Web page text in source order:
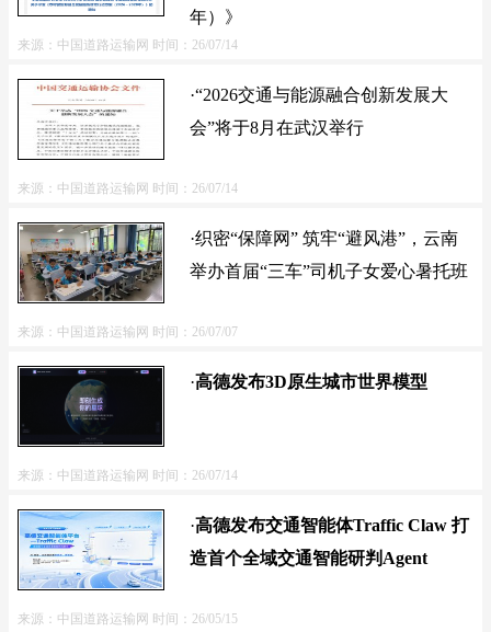
年）》
来源：中国道路运输网 时间：26/07/14
·“2026交通与能源融合创新发展大
会”将于8月在武汉举行
来源：中国道路运输网 时间：26/07/14
·织密“保障网” 筑牢“避风港”，云南
举办首届“三车”司机子女爱心暑托班
来源：中国道路运输网 时间：26/07/07
·高德发布3D原生城市世界模型
来源：中国道路运输网 时间：26/07/14
·高德发布交通智能体Traffic Claw 打
造首个全域交通智能研判Agent
来源：中国道路运输网 时间：26/05/15